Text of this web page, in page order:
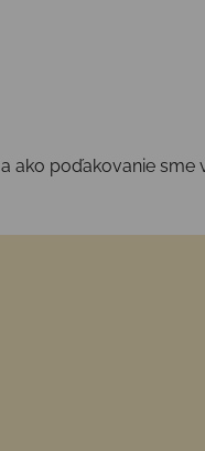
a ako poďakovanie sme